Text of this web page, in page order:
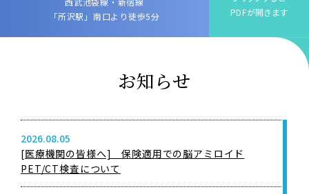
「所沢駅」南口より徒歩5分
PDFが開きます
お知らせ
2026.08.05
[医療機関の皆様へ] 保険適用での脳アミロイド
PET/CT検査について